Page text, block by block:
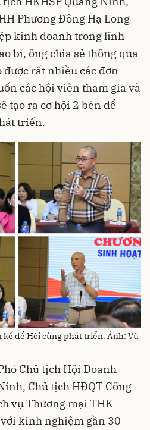
Phương Đông Hạ Long
kinh doanh trong lĩnh
bì, ông chia sẻ thông qua
rất nhiều các đơn
các hội viên tham gia và
tạo ra cơ hội 2 bên để
triển.
để Hội cùng phát triển. Ảnh: Vũ
Chủ tịch Hội Doanh
Chủ tịch HĐQT Công
vụ Thương mại THK
kinh nghiệm gần 30